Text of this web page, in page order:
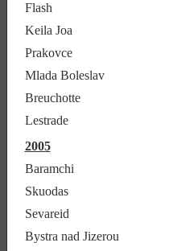
Flash
Keila Joa
Prakovce
Mlada Boleslav
Breuchotte
Lestrade
2005
Baramchi
Skuodas
Sevareid
Bystra nad Jizerou